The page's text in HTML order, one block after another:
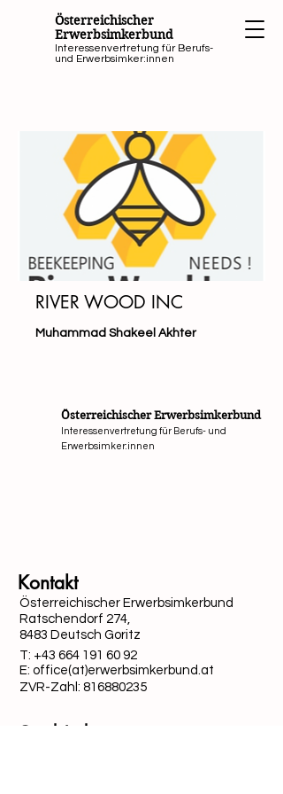
Österreichischer
Erwerbsimkerbund
Interessenvertretung für Berufs-
und Erwerbsimker:innen
RIVER WOOD INC
Muhammad Shakeel Akhter
Österreichischer Erwerbsimkerbund
Interessenvertretung für Berufs- und
Erwerbsimker:innen
Kontakt
Österreichischer Erwerbsimkerbund
Ratschendorf 274,
8483 Deutsch Goritz
T: +43 664 191 60 92
E: office(at)erwerbsimkerbund.at
ZVR-Zahl: 816880235
Quick-Links